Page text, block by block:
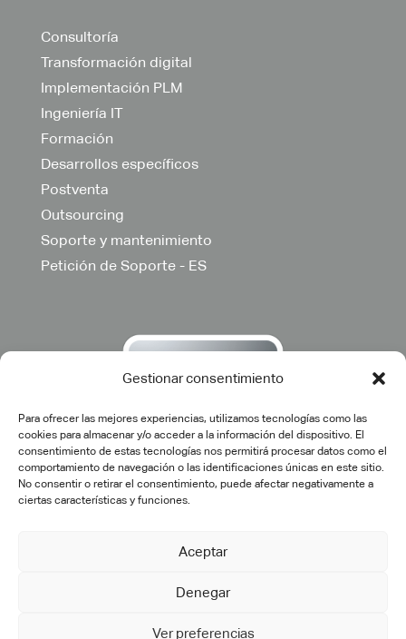
Gestionar consentimiento
Para ofrecer las mejores experiencias, utilizamos tecnologías como las
cookies para almacenar y/o acceder a la información del dispositivo. El
consentimiento de estas tecnologías nos permitirá procesar datos como el
comportamiento de navegación o las identificaciones únicas en este sitio.
No consentir o retirar el consentimiento, puede afectar negativamente a
ciertas características y funciones.
Aceptar
Denegar
Ver preferencias
Consultoría
Transformación digital
Implementación PLM
Ingeniería IT
Formación
Desarrollos específicos
Postventa
Outsourcing
Soporte y mantenimiento
Petición de Soporte - ES
Política de privacidad|Política de calidad